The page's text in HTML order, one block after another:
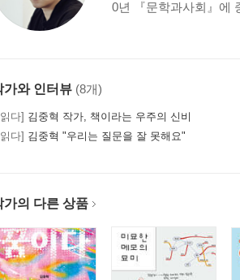
0년 『문학과사회』에
가와 인터뷰 (8개)
다] 김중혁 작가, 책이라는 우주의 신비
다] 김중혁 "우리는 질문을 잘 못해요"
가의 다른 상품